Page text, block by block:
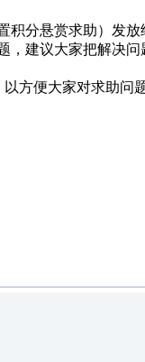
积分悬赏求助）发放
，建议大家把解决
方便大家对求助